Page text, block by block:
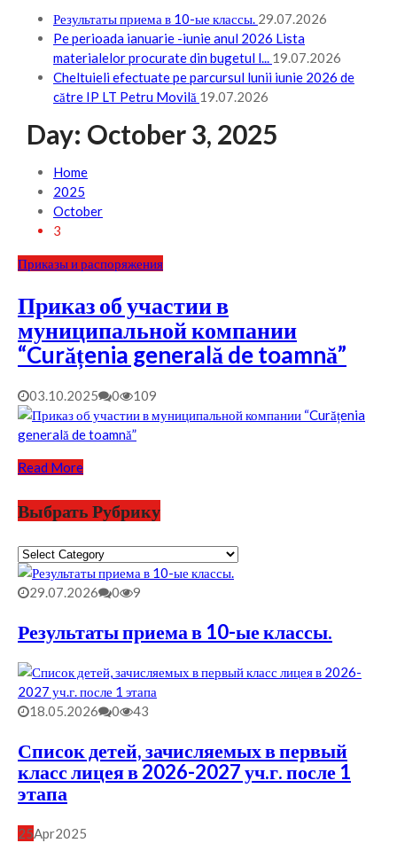
Результаты приема в 10-ые классы. 29.07.2026
Pe perioada ianuarie -iunie anul 2026 Lista
materialelor procurate din bugetul l... 19.07.2026
Cheltuieli efectuate pe parcursul lunii iunie 2026 de
către IP LT Petru Movilă 19.07.2026
Day: October 3, 2025
Home
2025
October
3
Приказы и распоряжения
Приказ об участии в
муниципальной компании
“Curățenia generală de toamnă”
03.10.2025 0 109
Read More
Выбрать Рубрику
Выбрать
Рубрику
29.07.2026
0 9
Результаты приема в 10-ые классы.
18.05.2026 0 43
Список детей, зачисляемых в первый
класс лицея в 2026-2027 уч.г. после 1
этапа
25Apr2025